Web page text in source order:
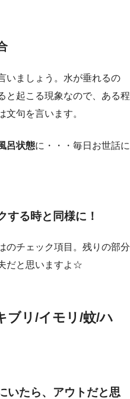
いましょう。水が垂れるの
と起こる現象なので、ある程
文句を言います。
呂状態に・・・毎日お世話に
する時と同様に！
のチェック項目。残りの部分
だと思いますよ☆
ブリ/イモリ/蚊/ハ
いたら、アウトだと思